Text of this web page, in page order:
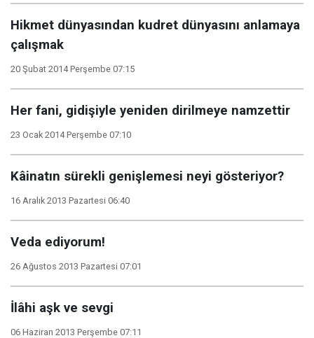
Hikmet dünyasından kudret dünyasını anlamaya
çalışmak
20 Şubat 2014 Perşembe 07:15
Her fani, gidişiyle yeniden dirilmeye namzettir
23 Ocak 2014 Perşembe 07:10
Kâinatın sürekli genişlemesi neyi gösteriyor?
16 Aralık 2013 Pazartesi 06:40
Veda ediyorum!
26 Ağustos 2013 Pazartesi 07:01
İlâhi aşk ve sevgi
06 Haziran 2013 Perşembe 07:11